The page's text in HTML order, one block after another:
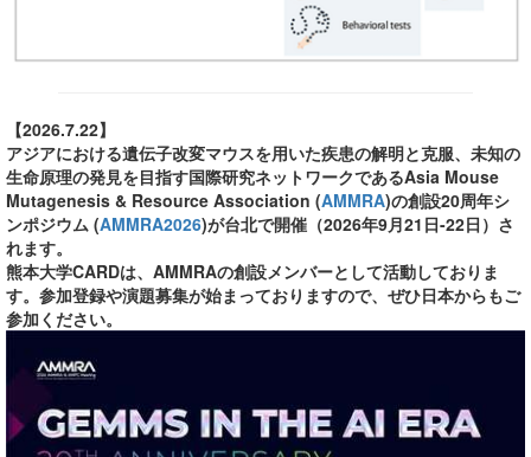
【2026.7.22】
アジアにおける遺伝子改変マウスを用いた疾患の解明と克服、未知の
生命原理の発見を目指す国際研究ネットワークであるAsia Mouse
Mutagenesis & Resource Association (AMMRA)の創設20周年シ
ンポジウム (AMMRA2026)が台北で開催（2026年9月21日-22日）さ
れます。
熊本大学CARDは、AMMRAの創設メンバーとして活動しておりま
す。参加登録や演題募集が始まっておりますので、ぜひ日本からもご
参加ください。